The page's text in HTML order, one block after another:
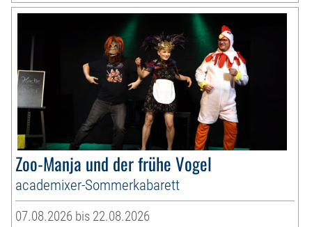
Zoo-Manja und der frühe Vogel
academixer-Sommerkabarett
07.08.2026 bis 22.08.2026